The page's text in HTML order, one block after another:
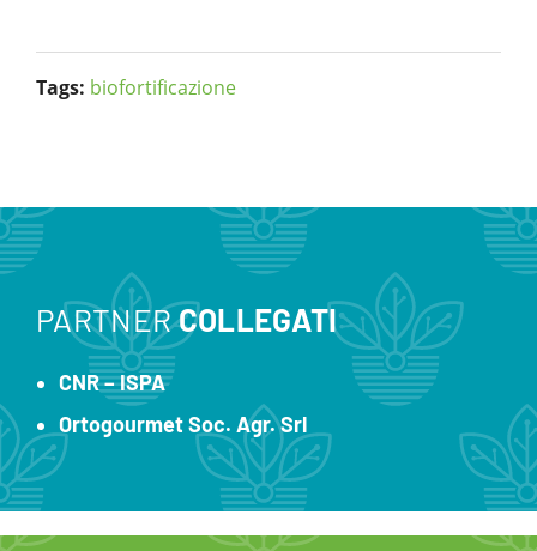
Tags: biofortificazione
PARTNERCOLLEGATI
CNR – ISPA
Ortogourmet Soc. Agr. Srl